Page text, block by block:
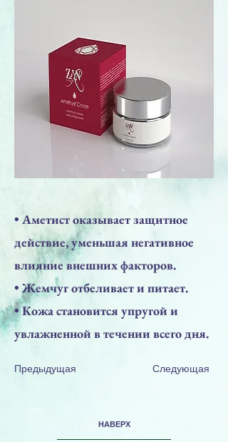
• Аметист оказывает защитное
действие, уменьшая негативное
влияние внешних факторов.
• Жемчуг отбеливает и питает.
• Кожа становится упругой и
увлажненной в течении всего дня.
Предыдущая Следующая
НАВЕРХ